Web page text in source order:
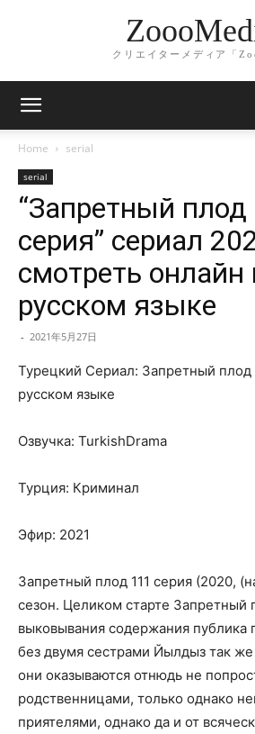
クリエイターメディア「
Home serial
serial
“Запретный плод
серия” сериал
смотреть онлайн
русском языке
- 2021年5月27日
Турецкий Сериал: Запретный плод
русском языке
Озвучка: TurkishDrama
Турция: Криминал
Эфир: 2021
Запретный плод 111 серия (2020,
сезон. Целиком старте Запретный
выковывания содержания публика
без двумя сестрами Йылдыз так
они оказываются отнюдь не
родственницами, только однако
приятелями, однако да и от